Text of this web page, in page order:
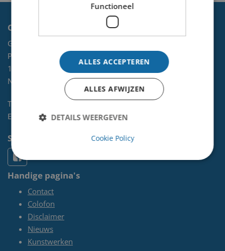
Contact
Gemeente Velsen
Postbus 465
1970 AL
IJMUIDEN
NL
Telefoon:
0255-567 200
E-mail:
kunst@velsen.nl
Socials
Handige pagina's
Contact
Colofon
Disclaimer
Nieuws
Kunstwerken
Functioneel
ALLES ACCEPTEREN
ALLES AFWIJZEN
DETAILS WEERGEVEN
Cookie Policy